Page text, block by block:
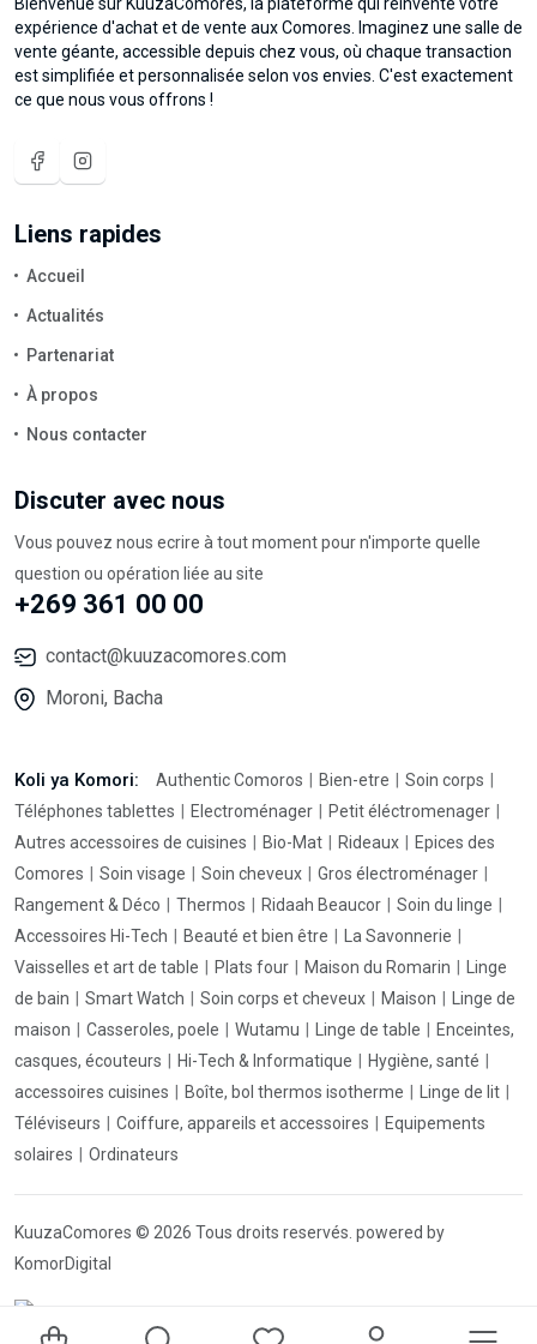
Bienvenue sur KuuzaComores, la plateforme qui réinvente votre
expérience d'achat et de vente aux Comores. Imaginez une salle de
vente géante, accessible depuis chez vous, où chaque transaction
est simplifiée et personnalisée selon vos envies. C'est exactement
ce que nous vous offrons !
Liens rapides
Accueil
Actualités
Partenariat
À propos
Nous contacter
Discuter avec nous
Vous pouvez nous ecrire à tout moment pour n'importe quelle
question ou opération liée au site
+269 361 00 00
contact@kuuzacomores.com
Moroni, Bacha
Koli ya Komori: Authentic Comoros Bien-etre
Soin corps
Téléphones tablettes
Electroménager
Petit éléctromenager
Autres accessoires de cuisines
Bio-Mat Rideaux
Epices des
Comores
Soin visage Soin cheveux
Gros électroménager
Rangement & Déco
Thermos Ridaah Beaucor
Soin du linge
Accessoires Hi-Tech
Beauté et bien être
La Savonnerie
Vaisselles et art de table
Plats four Maison du Romarin
Linge
de bain
Smart Watch Soin corps et cheveux Maison
Linge de
maison
Casseroles, poele Wutamu Linge de table
Enceintes,
casques, écouteurs
Hi-Tech & Informatique
Hygiène, santé
accessoires cuisines
Boîte, bol thermos isotherme
Linge de lit
Téléviseurs
Coiffure, appareils et accessoires
Equipements
solaires
Ordinateurs
KuuzaComores © 2026 Tous droits reservés. powered by
KomorDigital